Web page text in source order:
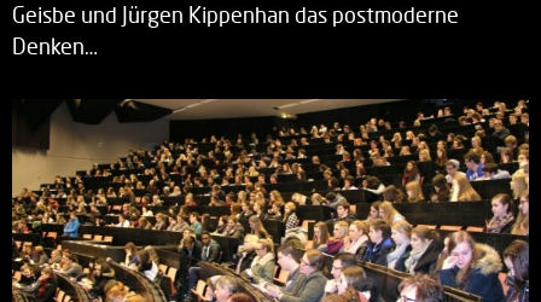
Geisbe und Jürgen Kippenhan das postmoderne
Denken…